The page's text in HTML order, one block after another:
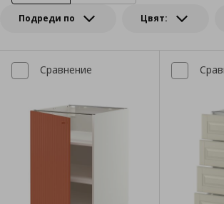
Подреди по Цвят:
Сравнение